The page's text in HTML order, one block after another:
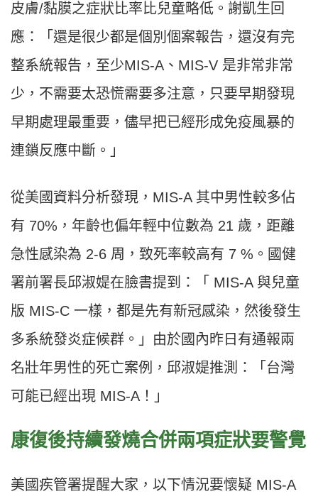
皮膚/黏膜之症狀比率比兒童略低。謝凱生回
應：「還是很少都是個別個案報告，還沒有完
整系統報告，至少MIS-A、MIS-V 是非常非常
少，不需要太恐慌需要多注意，只要早期發現
早期處理最重要，儘早把已經形成免疫風暴的
連鎖反應中斷。」
從美國資料分析發現，MIS-A 其中男性較多佔
有 70%，年齡也偏年輕中位數為 21 歲，距離
急性感染為 2-6 周，致死率較高有 7 %。國健
署前署長邱淑媞在臉書提到：「 MIS-A 與兒童
版 MIS-C 一樣，都是先有新冠感染，然後發生
多系統發炎症候群。」由於國內昨日有通報兩
名壯年男性的死亡案例，邱淑媞推測：「台灣
可能已經出現 MIS-A！」
康復後持續發燒合併兩項症狀要警覺
美國疾管署提醒大家，以下情況要懷疑 MIS-A